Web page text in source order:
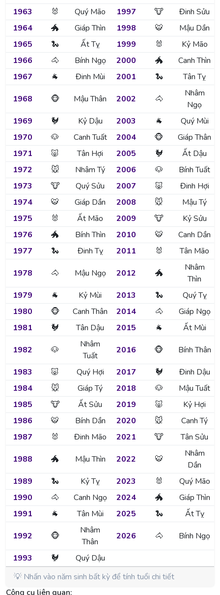
1963
🐰 Quý Mão 1997 🐮
Đinh Sửu
1964
🐲 Giáp Thìn 1998 🐯
Mậu Dần
1965
🐍 Ất Tỵ 1999 🐰
Kỷ Mão
1966
🐴 Bính Ngọ 2000 🐲
Canh Thìn
1967
🐐 Đinh Mùi 2001 🐍 Tân Tỵ
1968 🐵 Mậu Thân 2002 🐴
Nhâm
Ngọ
1969
🐓 Kỷ Dậu 2003 🐐
Quý Mùi
1970
🐶 Canh Tuất 2004 🐵
Giáp Thân
1971
🐷 Tân Hợi 2005 🐓
Ất Dậu
1972
🐭 Nhâm Tý 2006 🐶
Bính Tuất
1973
🐮 Quý Sửu 2007 🐷
Đinh Hợi
1974
🐯 Giáp Dần 2008 🐭
Mậu Tý
1975
🐰 Ất Mão 2009 🐮
Kỷ Sửu
1976
🐲 Bính Thìn 2010 🐯
Canh Dần
1977
🐍 Đinh Tỵ 2011 🐰 Tân Mão
1978 🐴 Mậu Ngọ 2012 🐲
Nhâm
Thìn
1979
🐐 Kỷ Mùi 2013 🐍
Quý Tỵ
1980
🐵 Canh Thân 2014 🐴
Giáp Ngọ
1981
🐓 Tân Dậu 2015 🐐 Ất Mùi
1982 🐶
Nhâm
Tuất
2016 🐵 Bính Thân
1983 🐷 Quý Hợi 2017 🐓
Đinh Dậu
1984
🐭 Giáp Tý 2018 🐶
Mậu Tuất
1985
🐮 Ất Sửu 2019 🐷
Kỷ Hợi
1986
🐯 Bính Dần 2020 🐭
Canh Tý
1987
🐰 Đinh Mão 2021 🐮 Tân Sửu
1988 🐲 Mậu Thìn 2022 🐯
Nhâm
Dần
1989
🐍 Kỷ Tỵ 2023 🐰
Quý Mão
1990
🐴 Canh Ngọ 2024 🐲
Giáp Thìn
1991
🐐 Tân Mùi 2025 🐍 Ất Tỵ
1992 🐵
Nhâm
Thân
2026 🐴 Bính Ngọ
1993 🐓
Quý Dậu
💡 Nhấn vào năm sinh bất kỳ để tính tuổi chi tiết
Công cụ liên quan: